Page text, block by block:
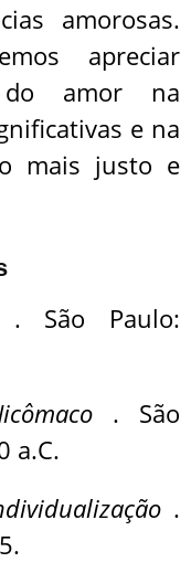
amorosas.
apreciar
do amor na
e na
mais justo e
. São Paulo:
. São
a.C.
.